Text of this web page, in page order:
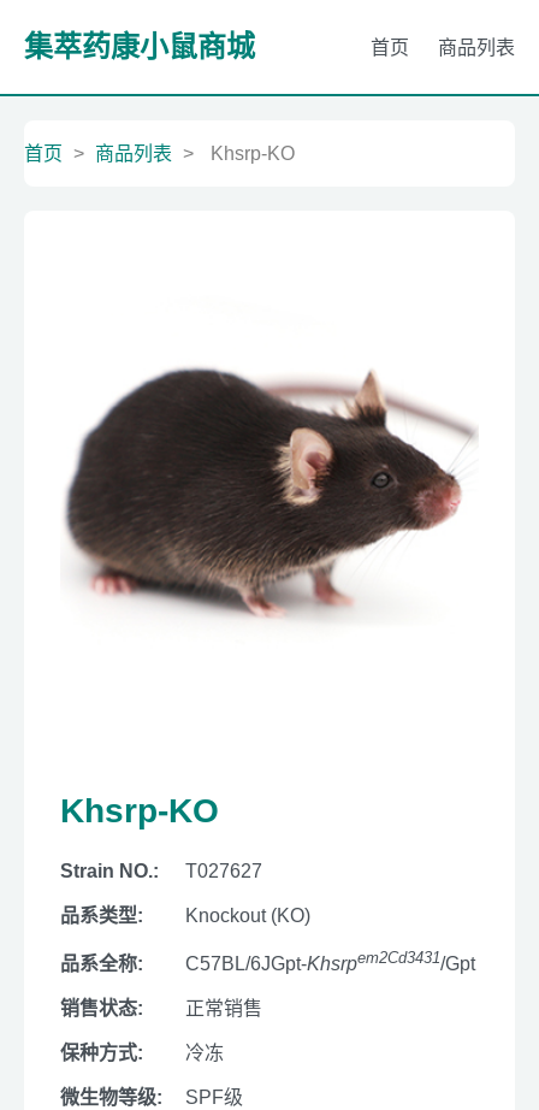
集萃药康小鼠商城 首页 商品列表
首页 > 商品列表 > Khsrp-KO
Khsrp-KO
Strain NO.: T027627
品系类型: Knockout (KO)
品系全称: C57BL/6JGpt-Khsrpem2Cd3431/Gpt
销售状态: 正常销售
保种方式: 冷冻
微生物等级: SPF级